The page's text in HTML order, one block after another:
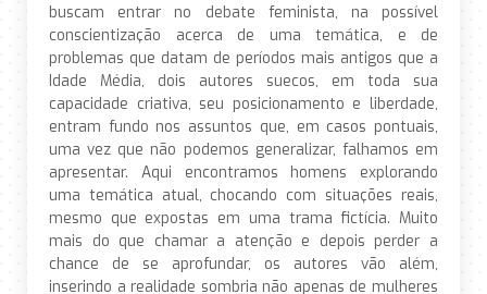
buscam entrar no debate feminista, na possível
conscientização acerca de uma temática, e de
problemas que datam de períodos mais antigos que a
Idade Média, dois autores suecos, em toda sua
capacidade criativa, seu posicionamento e liberdade,
entram fundo nos assuntos que, em casos pontuais,
uma vez que não podemos generalizar, falhamos em
apresentar. Aqui encontramos homens explorando
uma temática atual, chocando com situações reais,
mesmo que expostas em uma trama fictícia. Muito
mais do que chamar a atenção e depois perder a
chance de se aprofundar, os autores vão além,
inserindo a realidade sombria não apenas de mulheres